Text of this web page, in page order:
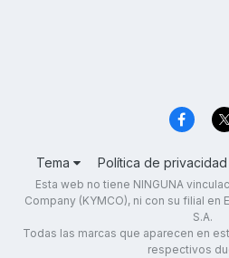
Tema Política de privacidad
Esta web no tiene NINGUNA
Company (KYMCO), ni con su filial en
S.A.
Todas las marcas que aparecen en
respectivos